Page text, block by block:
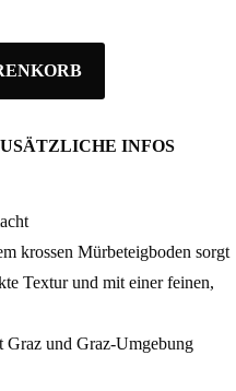
INFOS
krossen Mürbeteigboden sorgt
Textur und mit einer feinen,
und Graz-Umgebung